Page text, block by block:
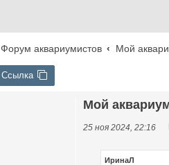
Форум аквариумистов Мой
Ссылка
Мой
25 ноя 2024, 22:16
ИринаЛ